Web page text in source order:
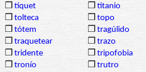
❒ tíquet ❒ titanio
❒ tolteca ❒ topo
❒ tótem ❒ tragúlido
❒ traquetear ❒ trazo
❒ tridente ❒ tripofobia
❒ tronío ❒ trutro